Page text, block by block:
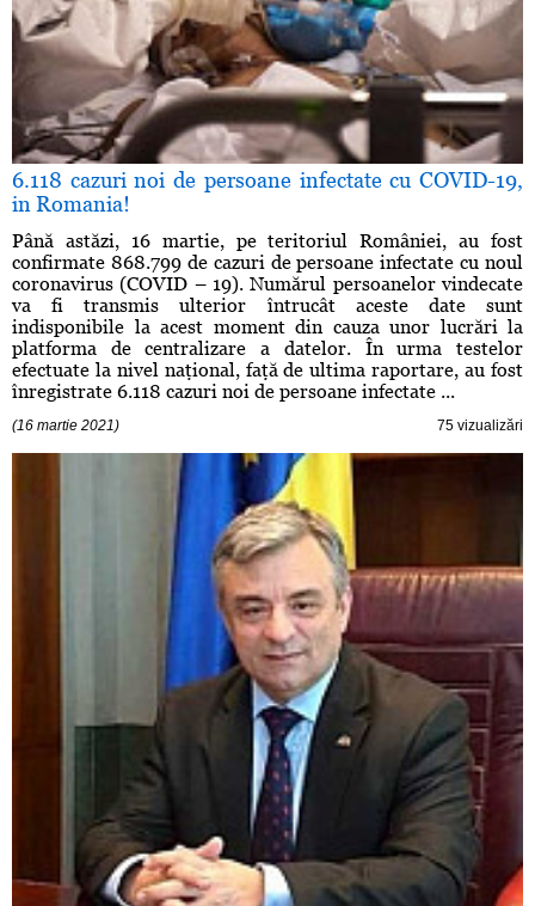
6.118 cazuri noi de persoane infectate cu COVID-19,
in Romania!
Până astăzi, 16 martie, pe teritoriul României, au fost
confirmate 868.799 de cazuri de persoane infectate cu noul
coronavirus (COVID – 19). Numărul persoanelor vindecate
va fi transmis ulterior întrucât aceste date sunt
indisponibile la acest moment din cauza unor lucrări la
platforma de centralizare a datelor. În urma testelor
efectuate la nivel naţional, faţă de ultima raportare, au fost
înregistrate 6.118 cazuri noi de persoane infectate ...
(16 martie 2021) 75 vizualizări